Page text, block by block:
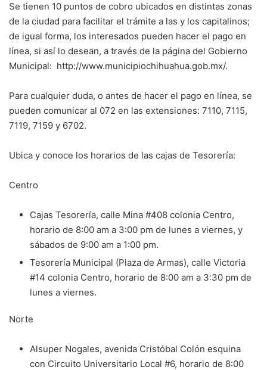
Se tienen 10 puntos de cobro ubicados en distintas zonas
de la ciudad para facilitar el trámite a las y los capitalinos;
de igual forma, los interesados pueden hacer el pago en
línea, si así lo desean, a través de la página del Gobierno
Municipal: http://www.municipiochihuahua.gob.mx/.
Para cualquier duda, o antes de hacer el pago en línea, se
pueden comunicar al 072 en las extensiones: 7110, 7115,
7119, 7159 y 6702.
Ubica y conoce los horarios de las cajas de Tesorería:
Centro
Cajas Tesorería, calle Mina #408 colonia Centro,
horario de 8:00 am a 3:00 pm de lunes a viernes, y
sábados de 9:00 am a 1:00 pm.
Tesorería Municipal (Plaza de Armas), calle Victoria
#14 colonia Centro, horario de 8:00 am a 3:30 pm de
lunes a viernes.
Norte
Alsuper Nogales, avenida Cristóbal Colón esquina
con Circuito Universitario Local #6, horario de 8:00